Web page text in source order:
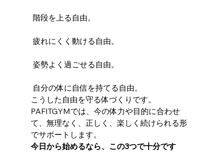
階段を上る自由。
疲れにくく動ける自由。
姿勢よく過ごせる自由。
自分の体に自信を持てる自由。
こうした自由を守る体づくりです。
PAFITGYMでは、今の体力や目的に合わせ
て、無理なく、正しく、楽しく続けられる形
でサポートします。
今日から始めるなら、この3つで十分です